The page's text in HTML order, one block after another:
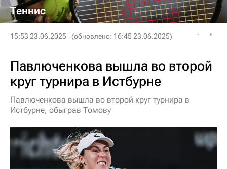
Теннис
15:53 23.06.2025 (обновлено: 16:45 23.06.2025)
Павлюченкова вышла во второй
круг турнира в Истбурне
Павлюченкова вышла во второй круг турнира в
Истбурне, обыграв Томову